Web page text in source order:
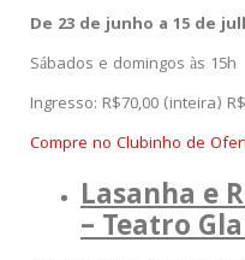
De 23 de junho a 15 de
Sábados e domingos às 15h
Ingresso: R$70,00 (inteira)
Compre no Clubinho de
Lasanha e
– Teatro